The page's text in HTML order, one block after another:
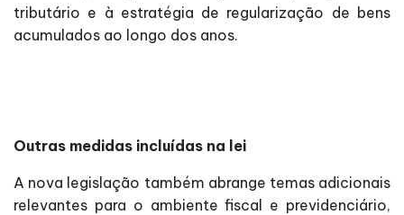
tributário e à estratégia de regularização de bens
acumulados ao longo dos anos.
Outras medidas incluídas na lei
A nova legislação também abrange temas adicionais
relevantes para o ambiente fiscal e previdenciário,